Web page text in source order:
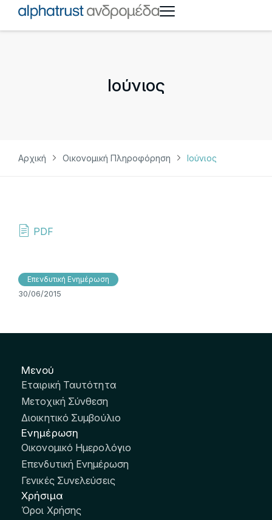
Ιούνιος
Αρχική Οικονομική Πληροφόρηση Ιούνιος
PDF
Επενδυτική Ενημέρωση
30/06/2015
Μενού
Εταιρική Ταυτότητα
Μετοχική Σύνθεση
Διοικητικό Συμβούλιο
Ενημέρωση
Οικονομικό Ημερολόγιο
Επενδυτική Ενημέρωση
Γενικές Συνελεύσεις
Χρήσιμα
Όροι Χρήσης